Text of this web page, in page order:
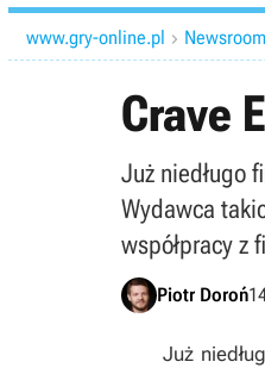
www.gry-online.pl  Newsroom
Crave
Już niedługo
Wydawca
współpracy z
Piotr Doroń
Już